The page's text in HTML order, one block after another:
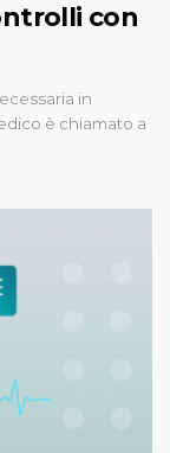
con
in
è chiamato a